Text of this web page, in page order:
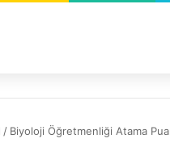
/ Biyoloji Öğretmenliği Atama